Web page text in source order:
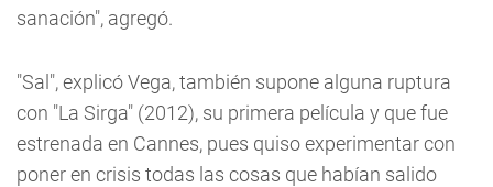
sanación", agregó.
"Sal", explicó Vega, también supone alguna ruptura
con "La Sirga" (2012), su primera película y que fue
estrenada en Cannes, pues quiso experimentar con
poner en crisis todas las cosas que habían salido